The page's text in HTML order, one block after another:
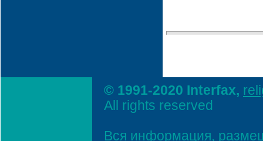
© 1991-2020 Interfax,
All rights reserved
Вся информация,